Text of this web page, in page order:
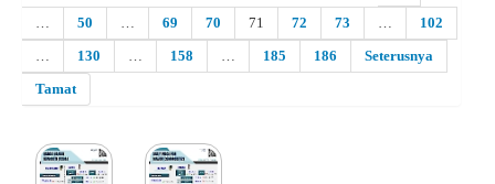
…
50 … 69 70 71 72 73 …
102
…
130 … 158 … 185 186
Seterusnya
Tamat